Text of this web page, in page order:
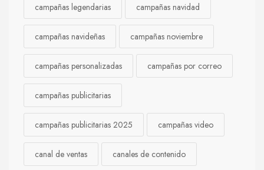
campañas legendarias campañas navidad
campañas navideñas campañas noviembre
campañas personalizadas campañas por correo
campañas publicitarias
campañas publicitarias 2025 campañas video
canal de ventas canales de contenido